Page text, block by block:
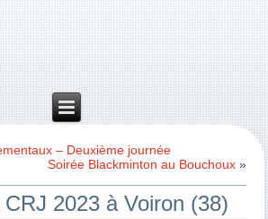
– Deuxième journée
Soirée Blackminton au Bouchoux»
2023 à Voiron (38)